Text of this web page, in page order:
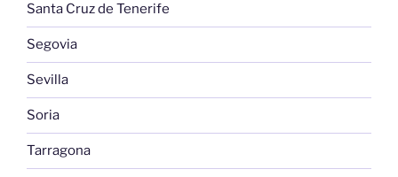
Santa Cruz de Tenerife
Segovia
Sevilla
Soria
Tarragona